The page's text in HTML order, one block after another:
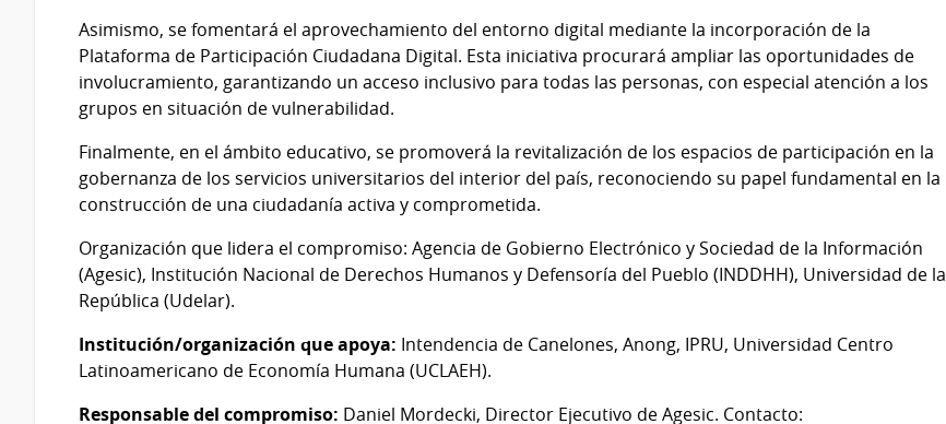
Asimismo, se fomentará el aprovechamiento del entorno digital mediante la incorporación de la
Plataforma de Participación Ciudadana Digital. Esta iniciativa procurará ampliar las oportunidades de
involucramiento, garantizando un acceso inclusivo para todas las personas, con especial atención a los
grupos en situación de vulnerabilidad.
Finalmente, en el ámbito educativo, se promoverá la revitalización de los espacios de participación en la
gobernanza de los servicios universitarios del interior del país, reconociendo su papel fundamental en la
construcción de una ciudadanía activa y comprometida.
Organización que lidera el compromiso: Agencia de Gobierno Electrónico y Sociedad de la Información
(Agesic), Institución Nacional de Derechos Humanos y Defensoría del Pueblo (INDDHH), Universidad de la
República (Udelar).
Institución/organización que apoya: Intendencia de Canelones, Anong, IPRU, Universidad Centro
Latinoamericano de Economía Humana (UCLAEH).
Responsable del compromiso: Daniel Mordecki, Director Ejecutivo de Agesic. Contacto: